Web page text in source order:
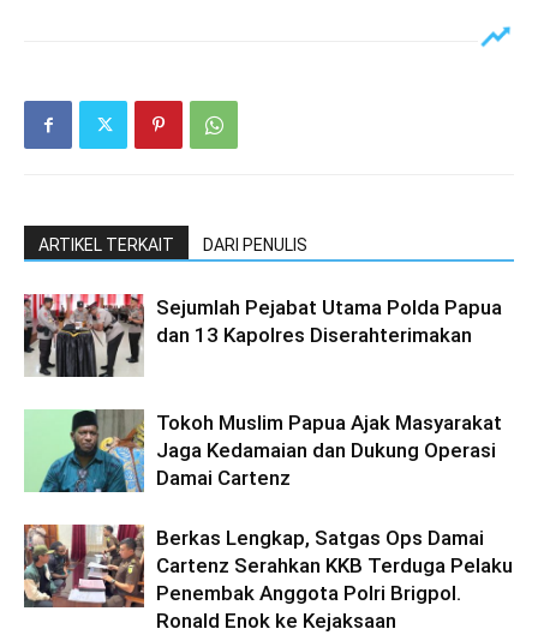
ARTIKEL TERKAIT DARI PENULIS
Sejumlah Pejabat Utama Polda Papua
dan 13 Kapolres Diserahterimakan
Tokoh Muslim Papua Ajak Masyarakat
Jaga Kedamaian dan Dukung Operasi
Damai Cartenz
Berkas Lengkap, Satgas Ops Damai
Cartenz Serahkan KKB Terduga Pelaku
Penembak Anggota Polri Brigpol.
Ronald Enok ke Kejaksaan